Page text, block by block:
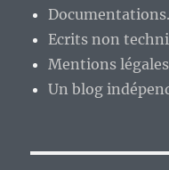
Documentations.
Ecrits non
Mentions légales
Un blog